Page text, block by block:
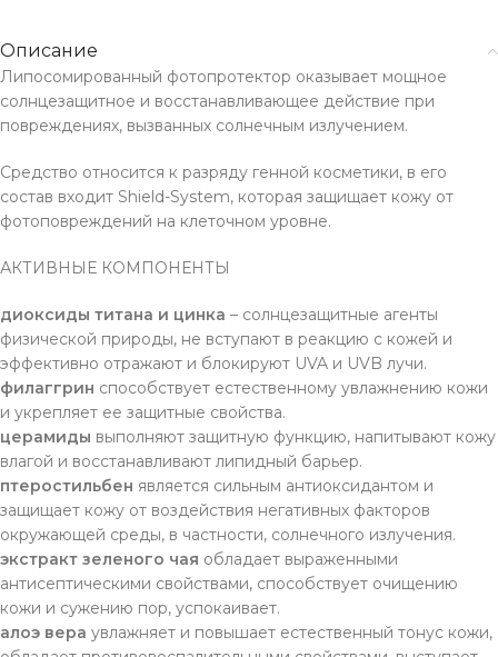
Описание
Липосомированный фотопротектор оказывает мощное
солнцезащитное и восстанавливающее действие при
повреждениях, вызванных солнечным излучением.
Средство относится к разряду генной косметики, в его
состав входит Shield-System, которая защищает кожу от
фотоповреждений на клеточном уровне.
АКТИВНЫЕ КОМПОНЕНТЫ
диоксиды титана и цинка – солнцезащитные агенты
физической природы, не вступают в реакцию с кожей и
эффективно отражают и блокируют UVA и UVB лучи.
филаггрин способствует естественному увлажнению кожи
и укрепляет ее защитные свойства.
церамиды выполняют защитную функцию, напитывают кожу
влагой и восстанавливают липидный барьер.
птеростильбен является сильным антиоксидантом и
защищает кожу от воздействия негативных факторов
окружающей среды, в частности, солнечного излучения.
экстракт зеленого чая обладает выраженными
антисептическими свойствами, способствует очищению
кожи и сужению пор, успокаивает.
алоэ вера увлажняет и повышает естественный тонус кожи,